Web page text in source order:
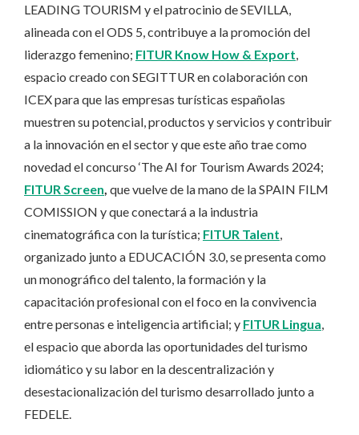
LEADING TOURISM y el patrocinio de SEVILLA,
alineada con el ODS 5, contribuye a la promoción del
liderazgo femenino; FITUR Know How & Export
espacio creado con SEGITTUR en colaboración con
ICEX para que las empresas turísticas españolas
muestren su potencial, productos y servicios y contribuir
a la innovación en el sector y que este año trae como
novedad el concurso ‘The AI for Tourism Awards 2024;
FITUR Screen que vuelve de la mano de la SPAIN FILM
COMISSION y que conectará a la industria
cinematográfica con la turística; FITUR Talent
organizado junto a EDUCACIÓN 3.0, se presenta como
un monográfico del talento, la formación y la
capacitación profesional con el foco en la convivencia
entre personas e inteligencia artificial; y FITUR Lingua
el espacio que aborda las oportunidades del turismo
idiomático y su labor en la descentralización y
desestacionalización del turismo desarrollado junto a
FEDELE.